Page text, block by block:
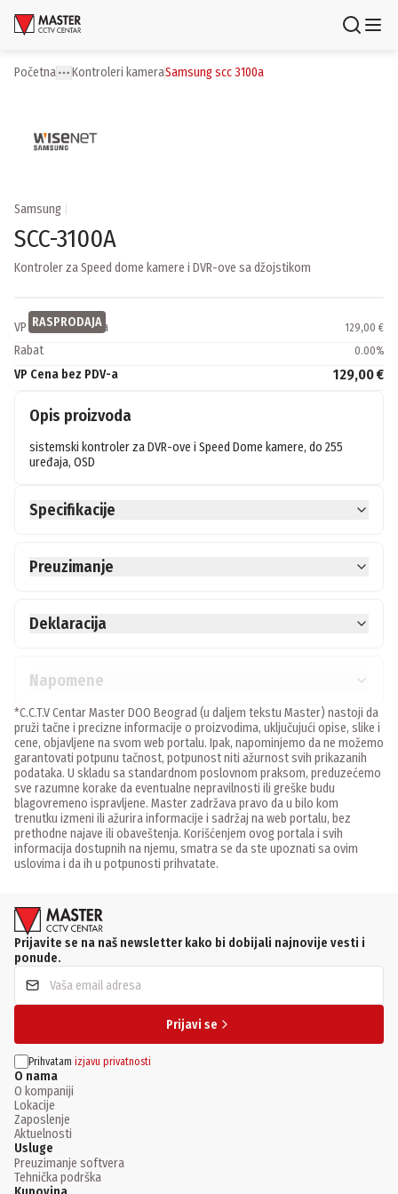
Uloguj se Registruj se
Brendovi
Usluge i rešenja
Lokacije
Kontakti
Newsletter
Početna More
Toggle menu
kontroleri kamera samsung scc 3100a
Samsung
SCC-3100A
Kontroler za Speed dome kamere i DVR-ove sa džojstikom
RASPRODAJA
VP cena bez PDV-a 129,00 €
Rabat 0.00%
VP Cena bez PDV-a 129,00 €
Opis proizvoda
sistemski kontroler za DVR-ove i Speed Dome kamere, do 255
uređaja, OSD
Specifikacije
Preuzimanje
Deklaracija
Napomene
*C.C.T.V Centar Master DOO Beograd (u daljem tekstu Master) nastoji da
pruži tačne i precizne informacije o proizvodima, uključujući opise, slike i
cene, objavljene na svom web portalu. Ipak, napominjemo da ne možemo
garantovati potpunu tačnost, potpunost niti ažurnost svih prikazanih
podataka. U skladu sa standardnom poslovnom praksom, preduzećemo
sve razumne korake da eventualne nepravilnosti ili greške budu
blagovremeno ispravljene. Master zadržava pravo da u bilo kom
trenutku izmeni ili ažurira informacije i sadržaj na web portalu, bez
prethodne najave ili obaveštenja. Korišćenjem ovog portala i svih
informacija dostupnih na njemu, smatra se da ste upoznati sa ovim
uslovima i da ih u potpunosti prihvatate.
Prijavite se na naš newsletter kako bi dobijali najnovije vesti i
ponude.
Prijavi se
Prihvatam izjavu privatnosti
O nama
O kompaniji
Lokacije
Zaposlenje
Aktuelnosti
Usluge
Preuzimanje softvera
Tehnička podrška